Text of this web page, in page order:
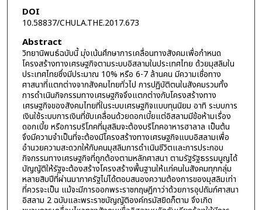
DOI
10.58837/CHULA.THE.2017.673
Abstract
วิทยานิพนธ์ฉบับนี้ มุ่งเน้นศึกษาการเคลื่อนทางสังคมเพื่อกำหนด
โครงสร้างทางเศรษฐกิจตามระบบอิสลามในประเทศไทย ด้วยมุสลิมใน
ประเทศไทยซึ่งมีประมาณ 10% หรือ 6-7 ล้านคน มีความเชื่อทาง
ศาสนาที่แตกต่างจากสังคมไทยทั่วไป การปฏิบัติตนในสังคมรวมทั้ง
การดำเนินกิจกรรมทางเศรษฐกิจจึงแตกต่างกับโครงสร้างทาง
เศรษฐกิจของสังคมไทยที่ในระบบเศรษฐกิจแบบทุนนิยม อาทิ ระบบการ
เงินใช้ระบบการเงินที่ขับเคลื่อนด้วยดอกเบี้ยแต่อิสลามมีข้อห้ามเรื่อง
ดอกเบี้ย หรือการบริโภคที่มุสลิมจะต้องบริโภคอาหารฮาลาล เป็นต้น
จึงมีความจำเป็นที่จะต้องมีโครงสร้างทางเศรษฐกิจแบบอิสลามเพื่อ
อำนวยความสะดวกให้กับคนมุสลิมการดำเนินชีวิตและการประกอบ
กิจกรรมทางเศรษฐกิจที่ถูกต้องตามหลักศาสนา ตามรัฐรัฐธรรมนูญได้
บัญญัติให้รัฐจะต้องสร้างโครงสร้างพื้นฐานให้แก่คนในสังคมทุกกลุ่ม
หลายสิบปีที่ผ่านมาภาครัฐไม่ได้ตอบสนองความต้องการของมุสลิมเท่า
ที่ควรจะเป็น แม้จะมีการออกพระราชกฤษฎีกาว่าด้วยการอุปถัมภ์ศาสนา
อิสลาม 2 ฉบับและพระราชบัญญัติองค์กรมัสยิดก็ตาม จึงเกิด